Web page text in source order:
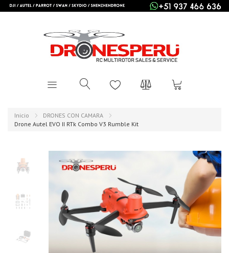
Inicio
DRONES CON CAMARA
Drone Autel EVO II RTk Combo V3 Rumble Kit